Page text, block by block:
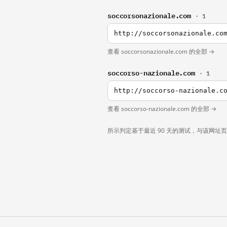
soccorsonazionale.com · 1
http://soccorsonazionale.com
查看 soccorsonazionale.com 的全部 →
soccorso-nazionale.com · 1
http://soccorso-
查看 soccorso-nazionale.com 的全部 →
所示判定基于最近 90 天的测试，与该网址页